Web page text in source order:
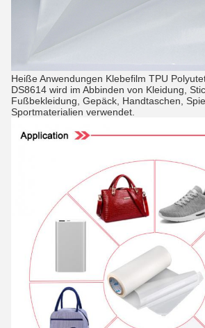
Heiße Anwendungen Klebefilm TPU
DS8614 wird im Abbinden von Kleidung,
Fußbekleidung, Gepäck, Handtaschen,
Sportmaterialien verwendet.